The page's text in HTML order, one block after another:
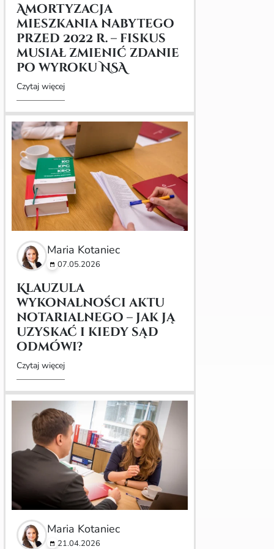
Amortyzacja
mieszkania nabytego
przed 2022 r. – fiskus
musiał zmienić zdanie
po wyroku NSA
Czytaj więcej
Maria Kotaniec
07.05.2026
Klauzula
wykonalności aktu
notarialnego – jak ją
uzyskać i kiedy sąd
odmówi?
Czytaj więcej
Maria Kotaniec
21.04.2026